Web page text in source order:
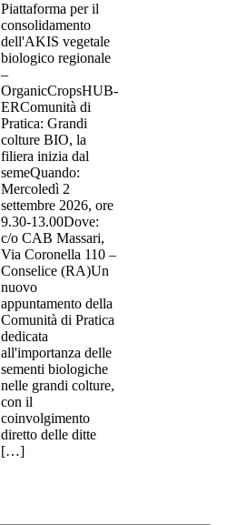
Piattaforma per il
consolidamento
dell'AKIS vegetale
biologico regionale
–
OrganicCropsHUB-
ERComunità di
Pratica: Grandi
colture BIO, la
filiera inizia dal
semeQuando:
Mercoledì 2
settembre 2026, ore
9.30-13.00Dove:
c/o CAB Massari,
Via Coronella 110 –
Conselice (RA)Un
nuovo
appuntamento della
Comunità di Pratica
dedicata
all'importanza delle
sementi biologiche
nelle grandi colture,
con il
coinvolgimento
diretto delle ditte
[…]